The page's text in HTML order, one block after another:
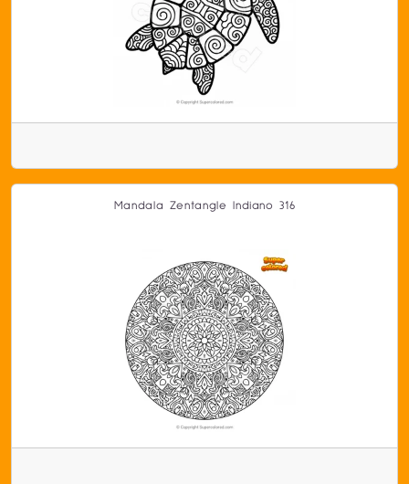
Mandala Zentangle Indiano 316